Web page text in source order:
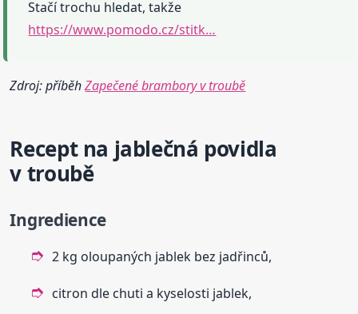
Stačí trochu hledat, takže
https://www.pomodo.cz/stitk…
Zdroj: příběhZapečené brambory v troubě
Recept na jablečná povidla
v troubě
Ingredience
2 kg oloupaných jablek bez jadřinců,
citron dle chuti a kyselosti jablek,